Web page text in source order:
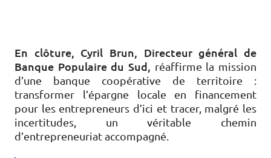
En clôture, Cyril Brun, Directeur général de
Banque Populaire du Sud, réaffirme la mission
d’une banque coopérative de territoire :
transformer l’épargne locale en financement
pour les entrepreneurs d’ici et tracer, malgré les
incertitudes, un véritable chemin
d’entrepreneuriat accompagné.